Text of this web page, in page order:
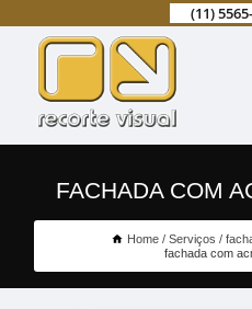
(11)
FACHADA COM
Home Serviços
fachada com